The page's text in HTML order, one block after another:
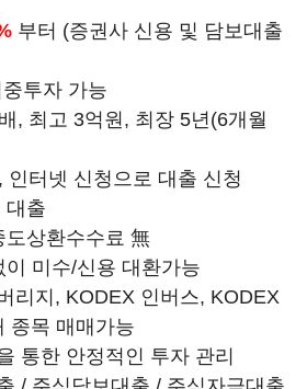
부터 (증권사 신용 및 담보대출
투자 가능
, 최고 3억원, 최장 5년(6개월
터넷 신청으로 대출 신청
대출
상환수수료 無
미수/신용 대환가능
리지, KODEX 인버스, KODEX
종목 매매가능
통한 안정적인 투자 관리